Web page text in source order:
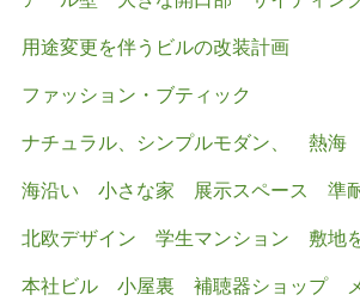
用途変更を伴うビルの改装計画
ファッション・ブティック
ナチュラル、シンプルモダン、
熱海
海沿い
小さな家 展示スペース
準
北欧デザイン
学生マンション
敷地
本社ビル
小屋裏 補聴器ショップ